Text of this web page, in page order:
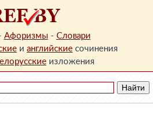
Афоризмы - Словари
и английские сочинения
изложения